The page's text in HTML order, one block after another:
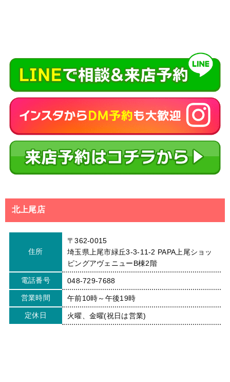
北上尾店
住所
〒362-0015
埼玉県上尾市緑丘3-3-11-2 PAPA上尾ショッ
ピングアヴェニューB棟2階
電話番号 048-729-7688
営業時間 午前10時～午後19時
定休日 火曜、金曜(祝日は営業)